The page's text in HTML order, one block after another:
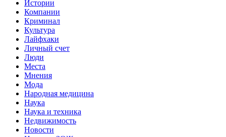
Истории
Компании
Криминал
Культура
Лайфхаки
Личный счет
Люди
Места
Мнения
Мода
Народная медицина
Наука
Наука и техника
Недвижимость
Новости